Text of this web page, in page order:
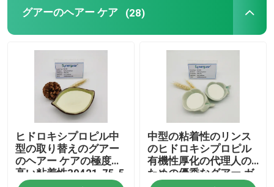
グアーのヘアー ケア (28)
ヒドロキシプロピル中
型の取り替えのグアー
のヘアー ケアの極度の
高い粘着性39421-75-5
中型の粘着性のリンス
のヒドロキシプロピル
有機性厚化の代理人の
ための優秀なグアー ガ